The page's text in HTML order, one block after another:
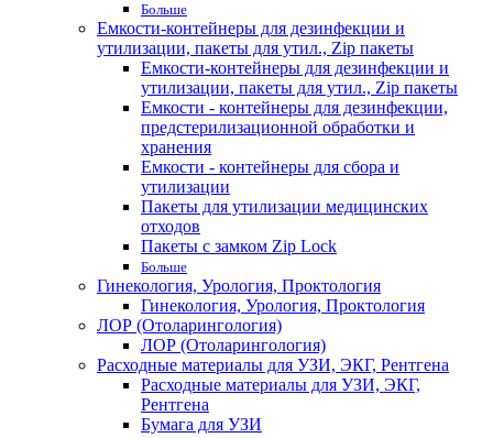
Больше
Емкости-контейнеры для дезинфекции и
утилизации, пакеты для утил., Zip пакеты
Емкости-контейнеры для дезинфекции и
утилизации, пакеты для утил., Zip пакеты
Емкости - контейнеры для дезинфекции,
предстерилизационной обработки и
хранения
Емкости - контейнеры для сбора и
утилизации
Пакеты для утилизации медицинских
отходов
Пакеты с замком Zip Lock
Больше
Гинекология, Урология, Проктология
Гинекология, Урология, Проктология
ЛОР (Отоларингология)
ЛОР (Отоларингология)
Расходные материалы для УЗИ, ЭКГ, Рентгена
Расходные материалы для УЗИ, ЭКГ,
Рентгена
Бумага для УЗИ